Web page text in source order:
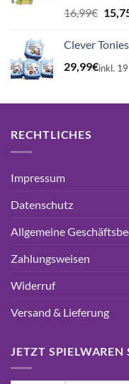
16,99€
Preis
Clever
29,99€inkl.
RECHTLICHES
Impressum
Datenschutz
Allgemeine
Zahlungsweisen
Widerruf
Versand & Lieferung
JETZT SPIELWAREN